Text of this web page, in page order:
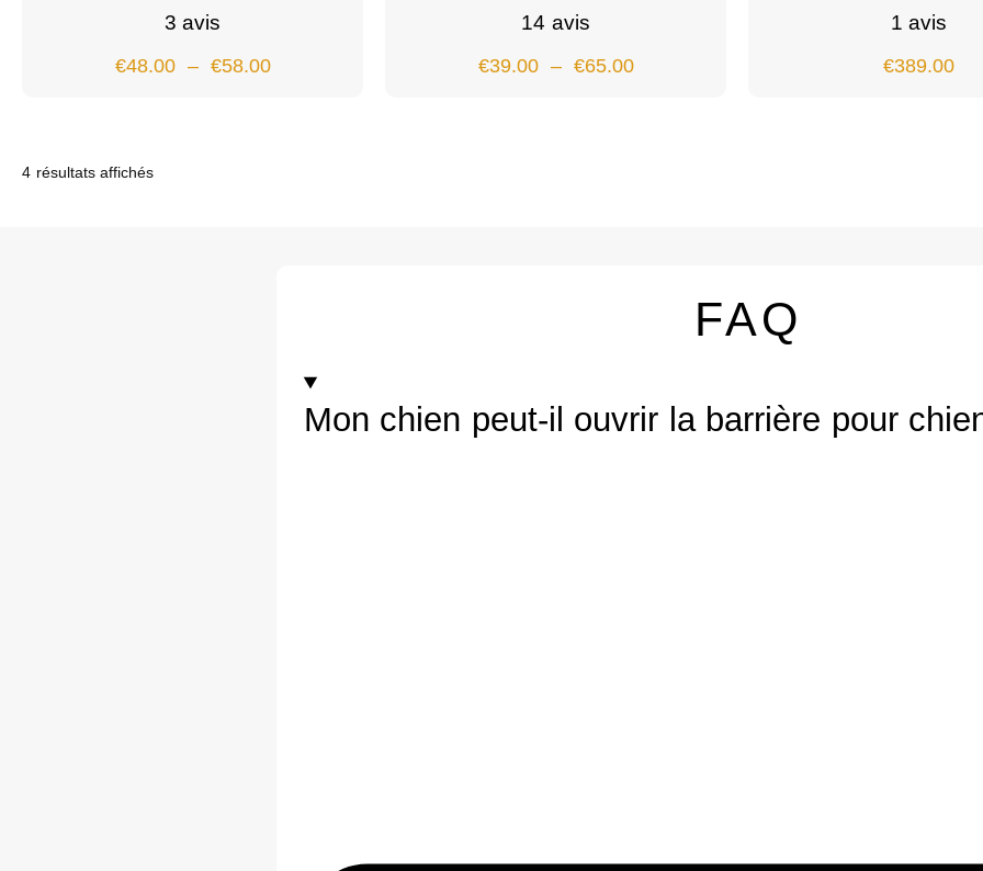
3 avis
€48.00 – €58.00
14 avis
€39.00 – €65.00
1 avis
€389.00
4 résultats affichés
FAQ
Mon chien peut-il ouvrir la barrière pour